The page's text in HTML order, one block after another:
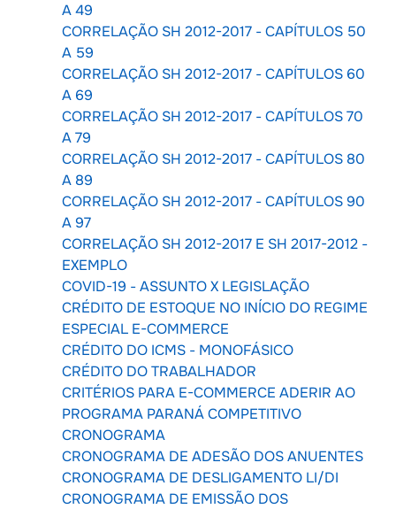
A 49
CORRELAÇÃO SH 2012-2017 - CAPÍTULOS 50
A 59
CORRELAÇÃO SH 2012-2017 - CAPÍTULOS 60
A 69
CORRELAÇÃO SH 2012-2017 - CAPÍTULOS 70
A 79
CORRELAÇÃO SH 2012-2017 - CAPÍTULOS 80
A 89
CORRELAÇÃO SH 2012-2017 - CAPÍTULOS 90
A 97
CORRELAÇÃO SH 2012-2017 E SH 2017-2012 -
EXEMPLO
COVID-19 - ASSUNTO X LEGISLAÇÃO
CRÉDITO DE ESTOQUE NO INÍCIO DO REGIME
ESPECIAL E-COMMERCE
CRÉDITO DO ICMS - MONOFÁSICO
CRÉDITO DO TRABALHADOR
CRITÉRIOS PARA E-COMMERCE ADERIR AO
PROGRAMA PARANÁ COMPETITIVO
CRONOGRAMA
CRONOGRAMA DE ADESÃO DOS ANUENTES
CRONOGRAMA DE DESLIGAMENTO LI/DI
CRONOGRAMA DE EMISSÃO DOS